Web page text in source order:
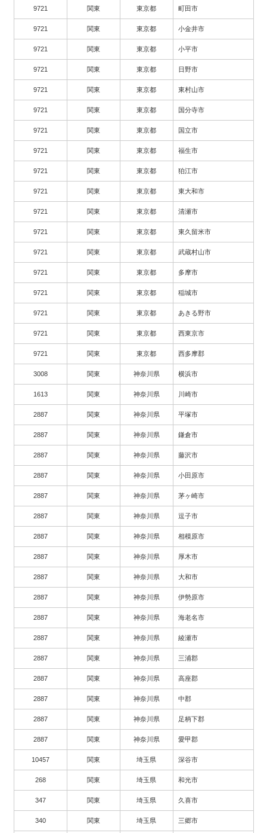
9721 関東 東京都 町田市
9721 関東 東京都 小金井市
9721 関東 東京都 小平市
9721 関東 東京都 日野市
9721 関東 東京都 東村山市
9721 関東 東京都 国分寺市
9721 関東 東京都 国立市
9721 関東 東京都 福生市
9721 関東 東京都 狛江市
9721 関東 東京都 東大和市
9721 関東 東京都 清瀬市
9721 関東 東京都 東久留米市
9721 関東 東京都 武蔵村山市
9721 関東 東京都 多摩市
9721 関東 東京都 稲城市
9721 関東 東京都 あきる野市
9721 関東 東京都 西東京市
9721 関東 東京都 西多摩郡
3008 関東 神奈川県 横浜市
1613 関東 神奈川県 川崎市
2887 関東 神奈川県 平塚市
2887 関東 神奈川県 鎌倉市
2887 関東 神奈川県 藤沢市
2887 関東 神奈川県 小田原市
2887 関東 神奈川県 茅ヶ崎市
2887 関東 神奈川県 逗子市
2887 関東 神奈川県 相模原市
2887 関東 神奈川県 厚木市
2887 関東 神奈川県 大和市
2887 関東 神奈川県 伊勢原市
2887 関東 神奈川県 海老名市
2887 関東 神奈川県 綾瀬市
2887 関東 神奈川県 三浦郡
2887 関東 神奈川県 高座郡
2887 関東 神奈川県 中郡
2887 関東 神奈川県 足柄下郡
2887 関東 神奈川県 愛甲郡
10457 関東 埼玉県 深谷市
268 関東 埼玉県 和光市
347 関東 埼玉県 久喜市
340 関東 埼玉県 三郷市